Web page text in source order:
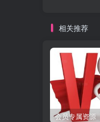
相关推荐